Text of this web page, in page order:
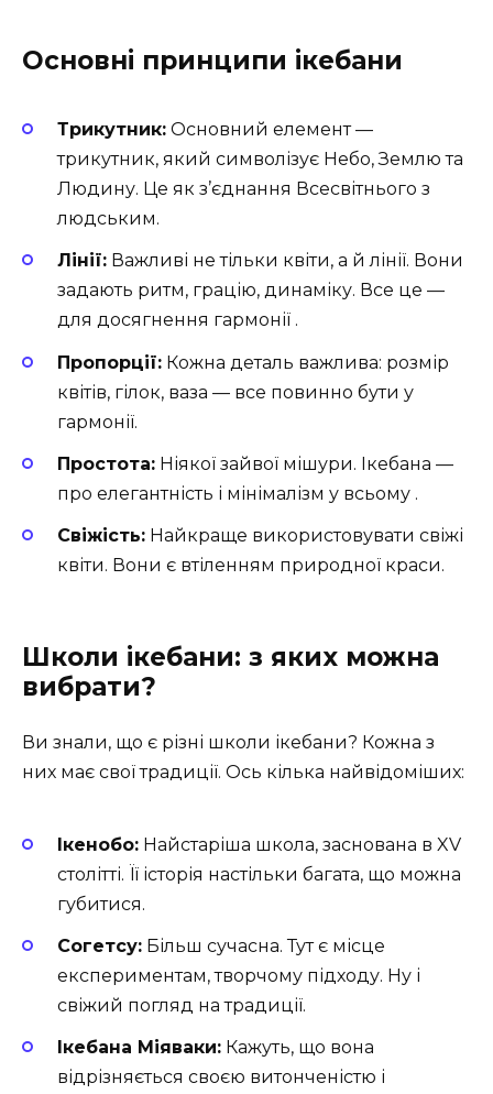
Основні принципи ікебани
Трикутник: Основний елемент —
трикутник, який символізує Небо, Землю та
Людину. Це як з’єднання Всесвітнього з
людським.
Лінії: Важливі не тільки квіти, а й лінії. Вони
задають ритм, грацію, динаміку. Все це —
для досягнення гармонії .
Пропорції: Кожна деталь важлива: розмір
квітів, гілок, ваза — все повинно бути у
гармонії.
Простота: Ніякої зайвої мішури. Ікебана —
про елегантність і мінімалізм у всьому .
Свіжість: Найкраще використовувати свіжі
квіти. Вони є втіленням природної краси.
Школи ікебани: з яких можна
вибрати?
Ви знали, що є різні школи ікебани? Кожна з
них має свої традиції. Ось кілька найвідоміших:
Ікенобо: Найстаріша школа, заснована в XV
столітті. Її історія настільки багата, що можна
губитися.
Согетсу: Більш сучасна. Тут є місце
експериментам, творчому підходу. Ну і
свіжий погляд на традиції.
Ікебана Міяваки: Кажуть, що вона
відрізняється своєю витонченістю і